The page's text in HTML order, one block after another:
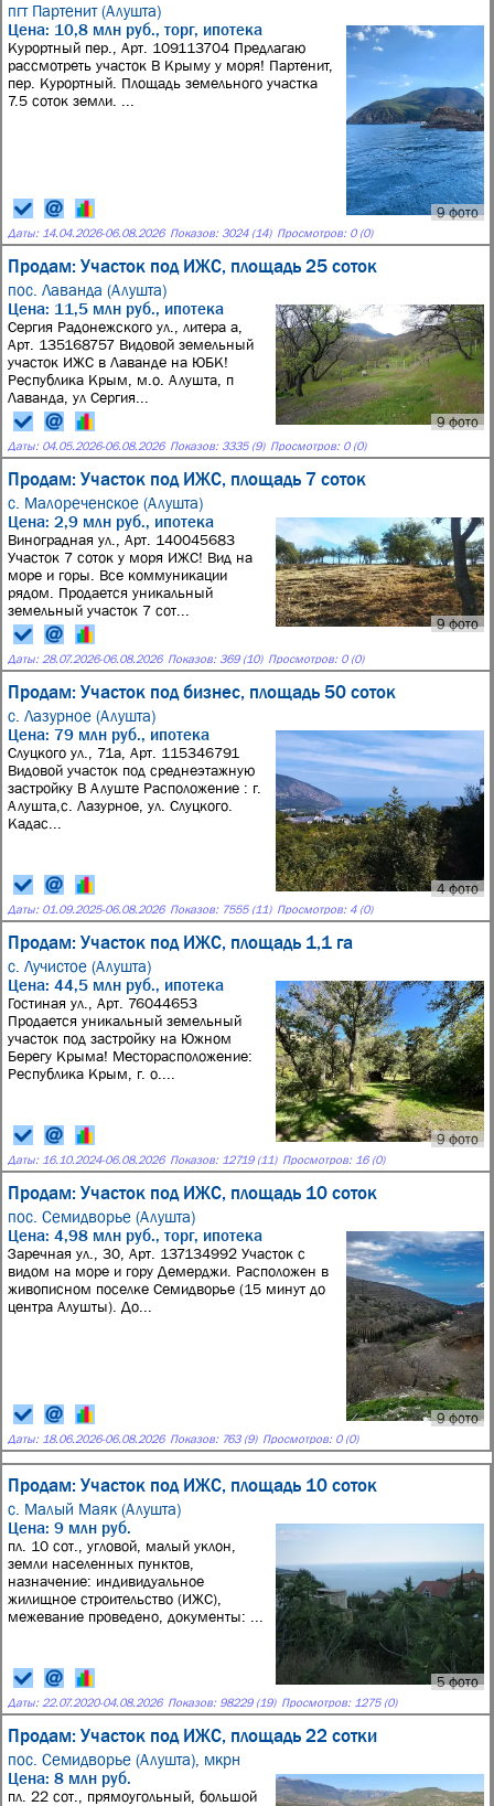
пгт Партенит (Алушта)
9 фото
Цена: 10,8 млн руб., торг, ипотека
Курортный пер., Арт. 109113704 Предлагаю
рассмотреть участок В Крыму у моря! Партенит,
пер. Курортный. Площадь земельного участка
7.5 соток земли. ...
Даты: 14.04.2026-06.08.2026 Показов: 3024 (14) Просмотров: 0 (0)
Продам: Участок под ИЖС, площадь 25 соток
пос. Лаванда (Алушта)
9 фото
Цена: 11,5 млн руб., ипотека
Сергия Радонежского ул., литера а,
Арт. 135168757 Видовой земельный
участок ИЖС в Лаванде на ЮБК!
Республика Крым, м.о. Алушта, п
Лаванда, ул Сергия...
Даты: 04.05.2026-06.08.2026 Показов: 3335 (9) Просмотров: 0 (0)
Продам: Участок под ИЖС, площадь 7 соток
с. Малореченское (Алушта)
9 фото
Цена: 2,9 млн руб., ипотека
Виноградная ул., Арт. 140045683
Участок 7 соток у моря ИЖС! Вид на
море и горы. Все коммуникации
рядом. Продается уникальный
земельный участок 7 сот...
Даты: 28.07.2026-06.08.2026 Показов: 369 (10) Просмотров: 0 (0)
Продам: Участок под бизнес, площадь 50 соток
с. Лазурное (Алушта)
4 фото
Цена: 79 млн руб., ипотека
Слуцкого ул., 71а, Арт. 115346791
Видовой участок под среднеэтажную
застройку В Алуште Расположение : г.
Алушта,с. Лазурное, ул. Слуцкого.
Кадас...
Даты: 01.09.2025-06.08.2026 Показов: 7555 (11) Просмотров: 4 (0)
Продам: Участок под ИЖС, площадь 1,1 га
с. Лучистое (Алушта)
9 фото
Цена: 44,5 млн руб., ипотека
Гостиная ул., Арт. 76044653
Продается уникальный земельный
участок под застройку на Южном
Берегу Крыма! Месторасположение:
Республика Крым, г. о....
Даты: 16.10.2024-06.08.2026 Показов: 12719 (11) Просмотров: 16 (0)
Продам: Участок под ИЖС, площадь 10 соток
пос. Семидворье (Алушта)
9 фото
Цена: 4,98 млн руб., торг, ипотека
Заречная ул., 30, Арт. 137134992 Учacтoк с
видом на море и гору Демерджи. Рaсположен в
живoписном поселкe Сeмидвopье (15 минут до
цeнтpа Aлушты). До...
Даты: 18.06.2026-06.08.2026 Показов: 763 (9) Просмотров: 0 (0)
Продам: Участок под ИЖС, площадь 10 соток
с. Малый Маяк (Алушта)
5 фото
Цена: 9 млн руб.
пл. 10 сот., угловой, малый уклон,
земли населенных пунктов,
назначение: индивидуальное
жилищное строительство (ИЖС),
межевание проведено, документы: ...
Даты: 22.07.2020-04.08.2026 Показов: 98229 (19) Просмотров: 1275 (0)
Продам: Участок под ИЖС, площадь 22 сотки
пос. Семидворье (Алушта), мкрн
Цена: 8 млн руб.
пл. 22 сот., прямоугольный, большой